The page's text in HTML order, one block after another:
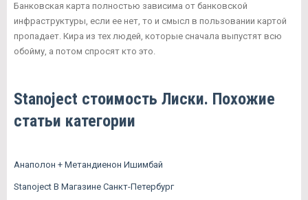
Банковская карта полностью зависима от банковской
инфраструктуры, если ее нет, то и смысл в пользовании картой
пропадает. Кира из тех людей, которые сначала выпустят всю
обойму, а потом спросят кто это.
Stanoject стоимость Лиски. Похожие
статьи категории
Анаполон + Метандиенон Ишимбай
Stanoject В Магазине Санкт-Петербург